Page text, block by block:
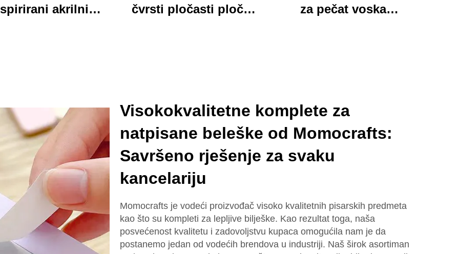
akrilni
čvrsti pločasti ploča
za pečat voska
Visokokvalitetne komplete za
natpisane beleške od Momocrafts:
Savršeno rješenje za svaku
kancelariju
Momocrafts je vodeći proizvođač visoko kvalitetnih pisarskih predmeta
kao što su kompleti za lepljive bilješke. Kao rezultat toga, naša
posvećenost kvalitetu i zadovoljstvu kupaca omogućila nam je da
postanemo jedan od vodećih brendova u industriji. Naš širok asortiman